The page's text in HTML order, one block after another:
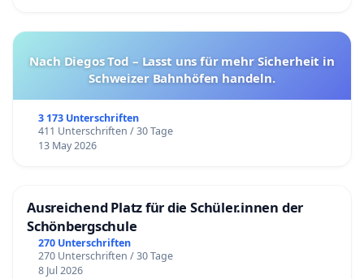
Nach Diegos Tod – Lasst uns für mehr Sicherheit in
Schweizer Bahnhöfen handeln.
3 173 Unterschriften
411 Unterschriften / 30 Tage
13 May 2026
Ausreichend Platz für die Schüler.innen der
Schönbergschule
270 Unterschriften
270 Unterschriften / 30 Tage
8 Jul 2026